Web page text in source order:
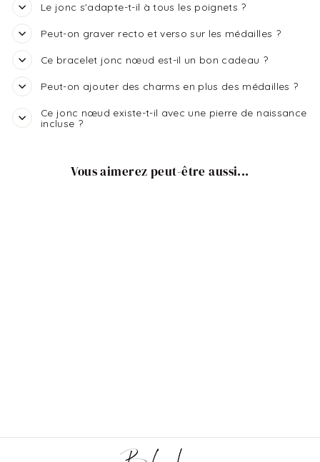
Le jonc s'adapte-t-il à tous les poignets ?
Peut-on graver recto et verso sur les médailles ?
Ce bracelet jonc nœud est-il un bon cadeau ?
Peut-on ajouter des charms en plus des médailles ?
Ce jonc nœud existe-t-il avec une pierre de naissance
incluse ?
Vous aimerez peut-être aussi...